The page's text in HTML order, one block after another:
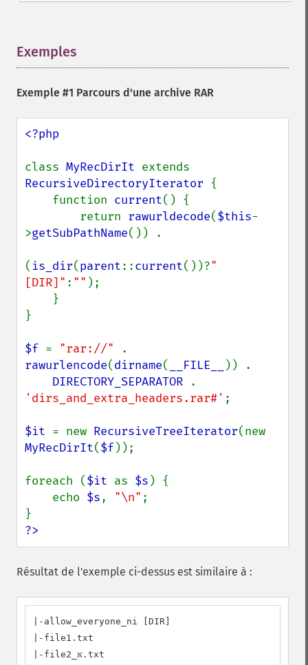
Exemples
Exemple #1 Parcours d'une archive RAR
<?php
class MyRecDirIt
RecursiveDirectoryIterator {
    function
current() {
        return
rawurldecode($this-
>getSubPathName()) .
( is_dir(parent::current())?"
[DIR]" : "" );
}
$f = "rar://"
rawurlencode(dirname( __FILE__
)) .
DIRECTORY_SEPARATOR
'dirs_and_extra_headers.rar#' ;
$it = new RecursiveTreeIterator
MyRecDirIt($f));
foreach ($it as $s ) {
    echo
$s, "\n" ;
?>
Résultat de l'exemple ci-dessus est similaire à :
|-allow_everyone_ni [DIR]
|-file1.txt
|-file2_אּ.txt